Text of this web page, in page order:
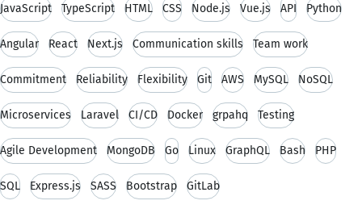
JavaScript TypeScript HTML CSS Node.js Vue.js API Python
Angular React Next.js Communication skills Team work
Commitment Reliability Flexibility Git AWS MySQL NoSQL
Microservices Laravel CI/CD Docker grpahq Testing
Agile Development MongoDB Go Linux GraphQL Bash PHP
SQL Express.js SASS Bootstrap GitLab